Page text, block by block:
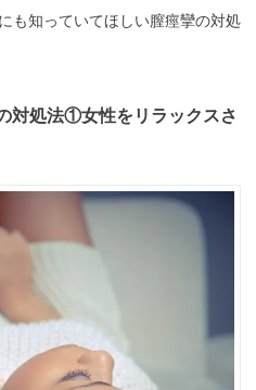
も知っていてほしい膣痙攣の対処
対処法①女性をリラックスさ